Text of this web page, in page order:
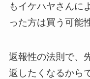
もイケハヤさんに
った方は買う可能
返報性の法則で、
返したくなるから